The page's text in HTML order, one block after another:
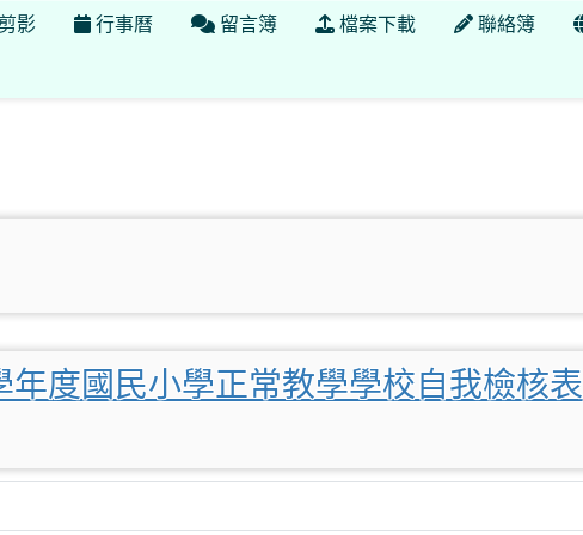
影 行事曆 留言簿 檔案下載 聯絡簿
年度國民小學正常教學學校自我檢核表